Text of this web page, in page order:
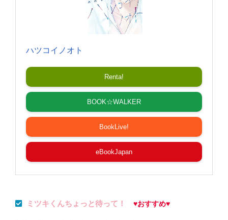
ハツコイノオト
Renta!
BOOK☆WALKER
BookLive!
eBookJapan
ミツキくんちょっと待って！ ♥おすすめ♥